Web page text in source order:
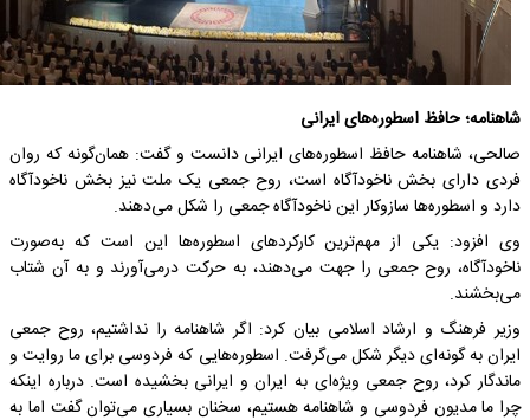
شاهنامه؛ حافظ اسطوره‌های ایرانی
صالحی، شاهنامه حافظ اسطوره‌های ایرانی دانست و گفت: همان‌گونه که روان
فردی دارای بخش ناخودآگاه است، روح جمعی یک ملت نیز بخش ناخودآگاه
دارد و اسطوره‌ها سازوکار این ناخودآگاه جمعی را شکل می‌دهند.
وی افزود: یکی از مهم‌ترین کارکردهای اسطوره‌ها این است که به‌صورت
ناخودآگاه، روح جمعی را جهت می‌دهند، به حرکت درمی‌آورند و به آن شتاب
می‌بخشند.
وزیر فرهنگ و ارشاد اسلامی بیان کرد: اگر شاهنامه را نداشتیم، روح جمعی
ایران به گونه‌ای دیگر شکل می‌گرفت. اسطوره‌هایی که فردوسی برای ما روایت و
ماندگار کرد، روح جمعی ویژه‌ای به ایران و ایرانی بخشیده است. درباره اینکه
چرا ما مدیون فردوسی و شاهنامه هستیم، سخنان بسیاری می‌توان گفت اما به